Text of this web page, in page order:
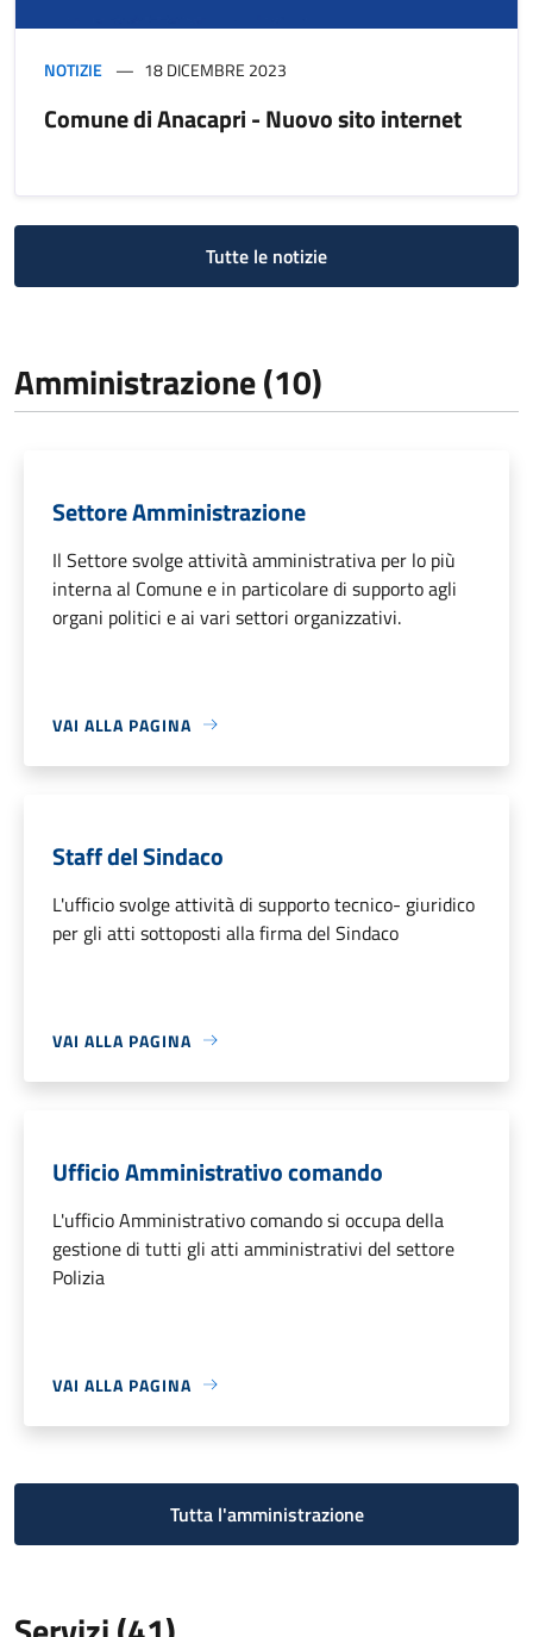
NOTIZIE 18 DICEMBRE 2023
Comune di Anacapri - Nuovo sito internet
Tutte le notizie
Amministrazione (10)
Settore Amministrazione
Il Settore svolge attività amministrativa per lo più
interna al Comune e in particolare di supporto agli
organi politici e ai vari settori organizzativi.
VAI ALLA PAGINA
Staff del Sindaco
L'ufficio svolge attività di supporto tecnico- giuridico
per gli atti sottoposti alla firma del Sindaco
VAI ALLA PAGINA
Ufficio Amministrativo comando
L'ufficio Amministrativo comando si occupa della
gestione di tutti gli atti amministrativi del settore
Polizia
VAI ALLA PAGINA
Tutta l'amministrazione